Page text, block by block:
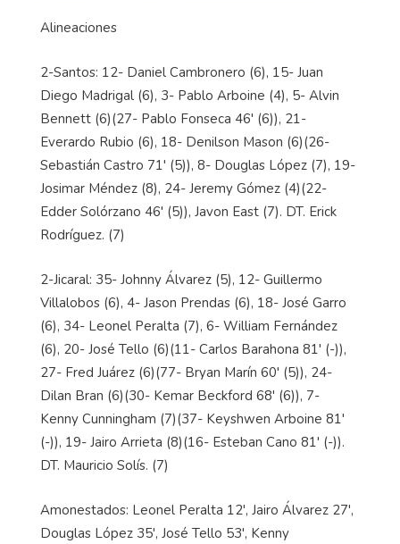
Alineaciones
2-Santos: 12- Daniel Cambronero (6), 15- Juan
Diego Madrigal (6), 3- Pablo Arboine (4), 5- Alvin
Bennett (6)(27- Pablo Fonseca 46' (6)), 21-
Everardo Rubio (6), 18- Denilson Mason (6)(26-
Sebastián Castro 71' (5)), 8- Douglas López (7), 19-
Josimar Méndez (8), 24- Jeremy Gómez (4)(22-
Edder Solórzano 46' (5)), Javon East (7). DT. Erick
Rodríguez. (7)
2-Jicaral: 35- Johnny Álvarez (5), 12- Guillermo
Villalobos (6), 4- Jason Prendas (6), 18- José Garro
(6), 34- Leonel Peralta (7), 6- William Fernández
(6), 20- José Tello (6)(11- Carlos Barahona 81' (-)),
27- Fred Juárez (6)(77- Bryan Marín 60' (5)), 24-
Dilan Bran (6)(30- Kemar Beckford 68' (6)), 7-
Kenny Cunningham (7)(37- Keyshwen Arboine 81'
(-)), 19- Jairo Arrieta (8)(16- Esteban Cano 81' (-)).
DT. Mauricio Solís. (7)
Amonestados: Leonel Peralta 12', Jairo Álvarez 27',
Douglas López 35', José Tello 53', Kenny